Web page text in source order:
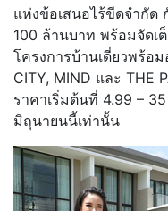
แห่งข้อเสนอไร้ขีดจำกัด
100 ล้านบาท พร้อมจัด
โครงการบ้านเดี่ยวพร้อ
CITY, MIND และ THE
ราคาเริ่มต้นที่ 4.99 –
มิถุนายนนี้เท่านั้น